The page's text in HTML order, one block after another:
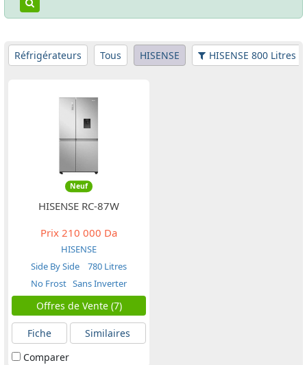
Réfrigérateurs Tous HISENSE HISENSE 800 Litres
Neuf
HISENSE RC-87W
Prix 210 000 Da
HISENSE
Side By Side
780 Litres
No Frost Sans Inverter
Offres de Vente (7)
Fiche
Similaires
Comparer